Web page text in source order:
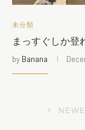
未分類
まっすぐしか
by Banana